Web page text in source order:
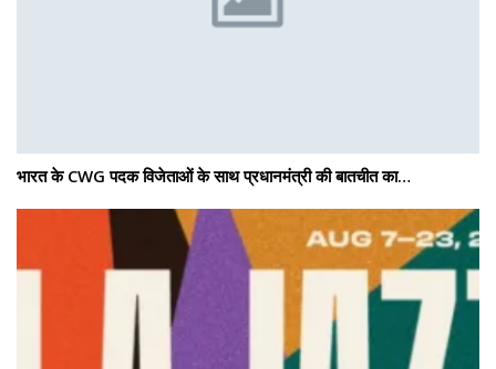
भारत के CWG पदक विजेताओं के साथ प्रधानमंत्री की बातचीत का…